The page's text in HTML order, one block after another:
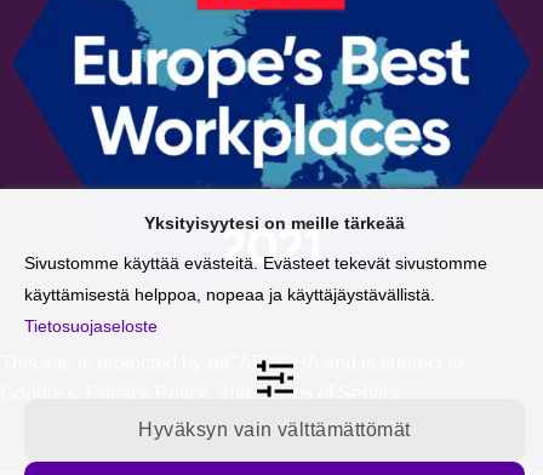
This site is protected by reCAPTCHA and is subject to
andTerms of Service
Yksityisyytesi on meille tärkeää
Sivustomme käyttää evästeitä. Evästeet tekevät sivustomme
käyttämisestä helppoa, nopeaa ja käyttäjäystävällistä.
Tietosuojaseloste
Hyväksyn vain välttämättömät